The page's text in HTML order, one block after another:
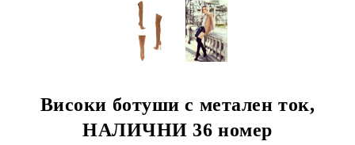
Високи ботуши с метален ток,
НАЛИЧНИ 36 номер